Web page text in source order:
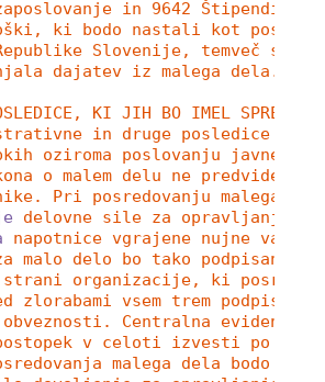
in 9642
ki bodo nastali kot
Slovenije, temveč se
dajatev iz malega dela.
KI JIH BO IMEL SPREJEM
in druge posledice
oziroma poslovanju javne
o malem delu ne
Pri posredovanju malega
delovne sile za opravljanje
napotnice vgrajene nujne
malo delo bo tako
organizacije, ki
zlorabami vsem trem
obveznosti. Centralna evidenca
postopek v celoti izvesti po
malega dela bodo